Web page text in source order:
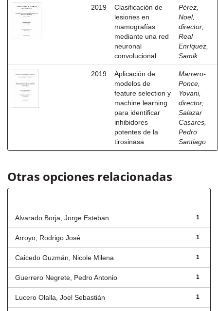
2019
Clasificación de
lesiones en
mamografías
mediante una red
neuronal
convolucional
Pérez,
Noel,
director;
Real
Enríquez,
Samik
2019
Aplicación de
modelos de
feature selection y
machine learning
para identificar
inhibidores
potentes de la
tirosinasa
Marrero-
Ponce,
Yovani,
director;
Salazar
Casares,
Pedro
Santiago
Otras opciones relacionadas
1
Alvarado Borja, Jorge Esteban
1
Arroyo, Rodrigo José
1
Caicedo Guzmán, Nicole Milena
1
Guerrero Negrete, Pedro Antonio
1
Lucero Olalla, Joel Sebastián